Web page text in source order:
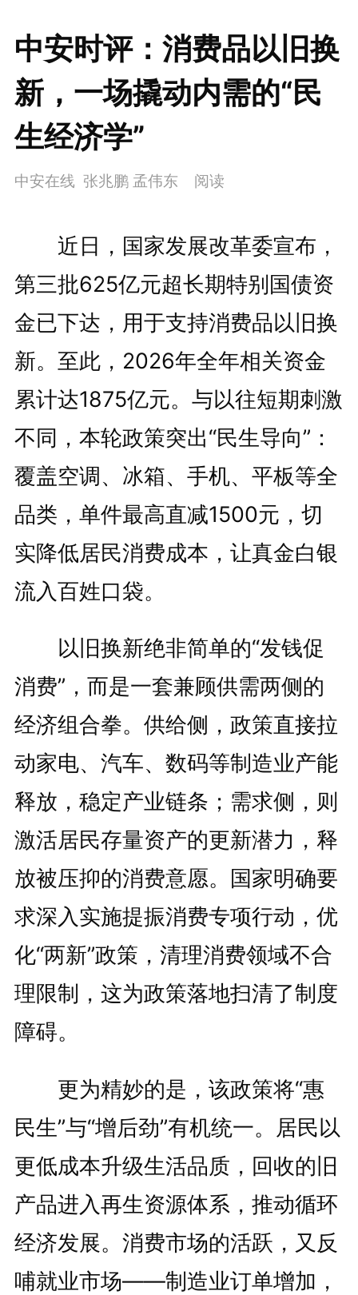
中安时评：消费品以旧换
新，一场撬动内需的“民
生经济学”
中安在线 张兆鹏 孟伟东 阅读
近日，国家发展改革委宣布，
第三批625亿元超长期特别国债资
金已下达，用于支持消费品以旧换
新。至此，2026年全年相关资金
累计达1875亿元。与以往短期刺激
不同，本轮政策突出“民生导向”：
覆盖空调、冰箱、手机、平板等全
品类，单件最高直减1500元，切
实降低居民消费成本，让真金白银
流入百姓口袋。
以旧换新绝非简单的“发钱促
消费”，而是一套兼顾供需两侧的
经济组合拳。供给侧，政策直接拉
动家电、汽车、数码等制造业产能
释放，稳定产业链条；需求侧，则
激活居民存量资产的更新潜力，释
放被压抑的消费意愿。国家明确要
求深入实施提振消费专项行动，优
化“两新”政策，清理消费领域不合
理限制，这为政策落地扫清了制度
障碍。
更为精妙的是，该政策将“惠
民生”与“增后劲”有机统一。居民以
更低成本升级生活品质，回收的旧
产品进入再生资源体系，推动循环
经济发展。消费市场的活跃，又反
哺就业市场——制造业订单增加，